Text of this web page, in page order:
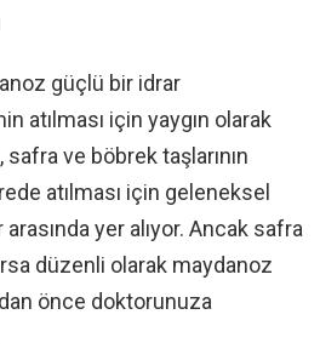
güçlü bir idrar
atılması için yaygın olarak
safra ve böbrek taşlarının
atılması için geleneksel
yer alıyor. Ancak safra
düzenli olarak maydanoz
önce doktorunuza